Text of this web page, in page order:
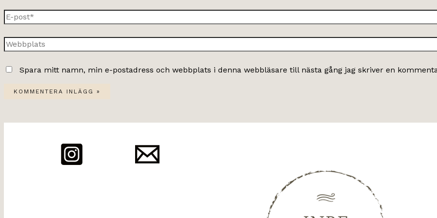
E-
post*
Webbplats
Spara mitt namn, min e-postadress och webbplats i denna webbläsare till nästa gång jag skriver en